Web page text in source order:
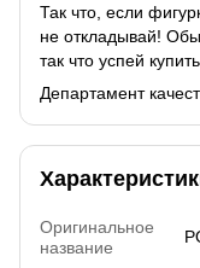
Так что, если
не откладывай!
так что успей
Департамент
Оригинальное
название